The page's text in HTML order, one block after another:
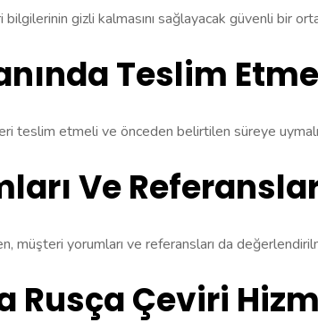
gizli kalmasını sağlayacak güvenli bir
Teslim
teslim etmeli ve önceden belirtilen süreye
Ve
müşteri yorumları ve referansları da
Rusça Çeviri